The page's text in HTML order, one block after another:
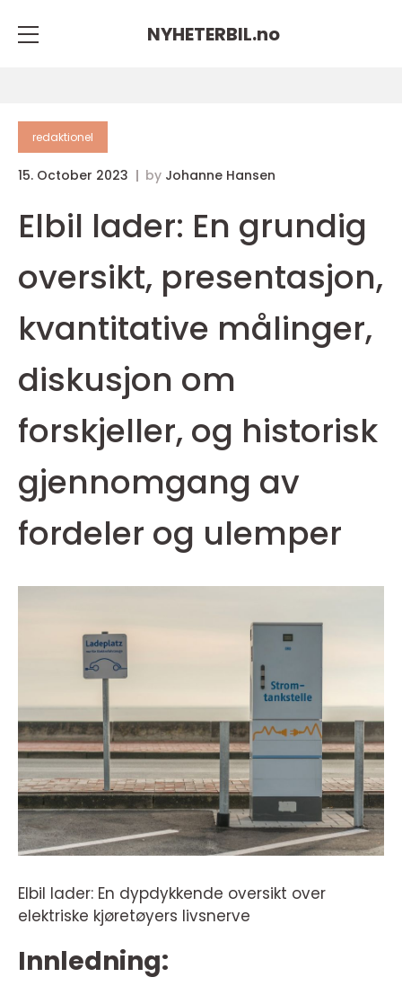
NYHETERBIL.no
redaktionel
15. October 2023 by Johanne Hansen
Elbil lader: En grundig
oversikt, presentasjon,
kvantitative målinger,
diskusjon om
forskjeller, og historisk
gjennomgang av
fordeler og ulemper
Elbil lader: En dypdykkende oversikt over
elektriske kjøretøyers livsnerve
Innledning: